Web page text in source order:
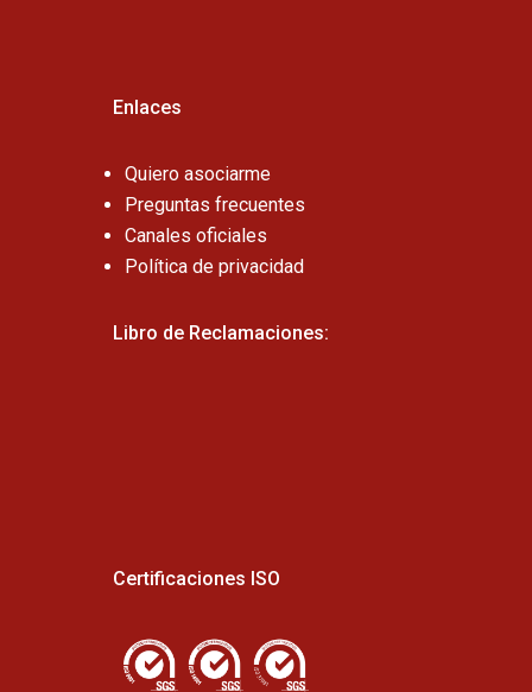
Enlaces
Quiero asociarme
Preguntas frecuentes
Canales oficiales
Política de privacidad
Libro de Reclamaciones:
Certificaciones ISO